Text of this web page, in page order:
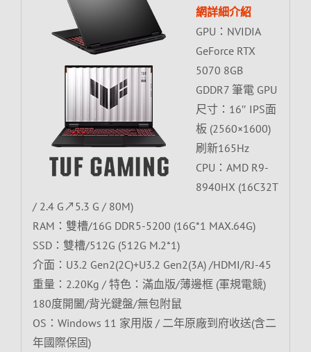
網詳細介紹
GPU：NVIDIA
GeForce RTX
5070 8GB
GDDR7 筆電 GPU
尺寸：16″ IPS面
板 (2560×1600)
刷新165Hz
CPU：AMD R9-
8940HX (16C32T
/ 2.4 G↗5.3 G / 80M)
RAM：雙槽/16G DDR5-5200 (16G*1 MAX.64G)
SSD：雙槽/512G (512G M.2*1)
介面：U3.2 Gen2(2C)+U3.2 Gen2(3A) /HDMI/RJ-45
重量：2.20Kg / 特色：滿血版/薄邊框 (軍規電競)
180度開闔/背光鍵盤/無包附鼠
OS：Windows 11 家用版 / 二年原廠到府收送(含二
年國際保固)